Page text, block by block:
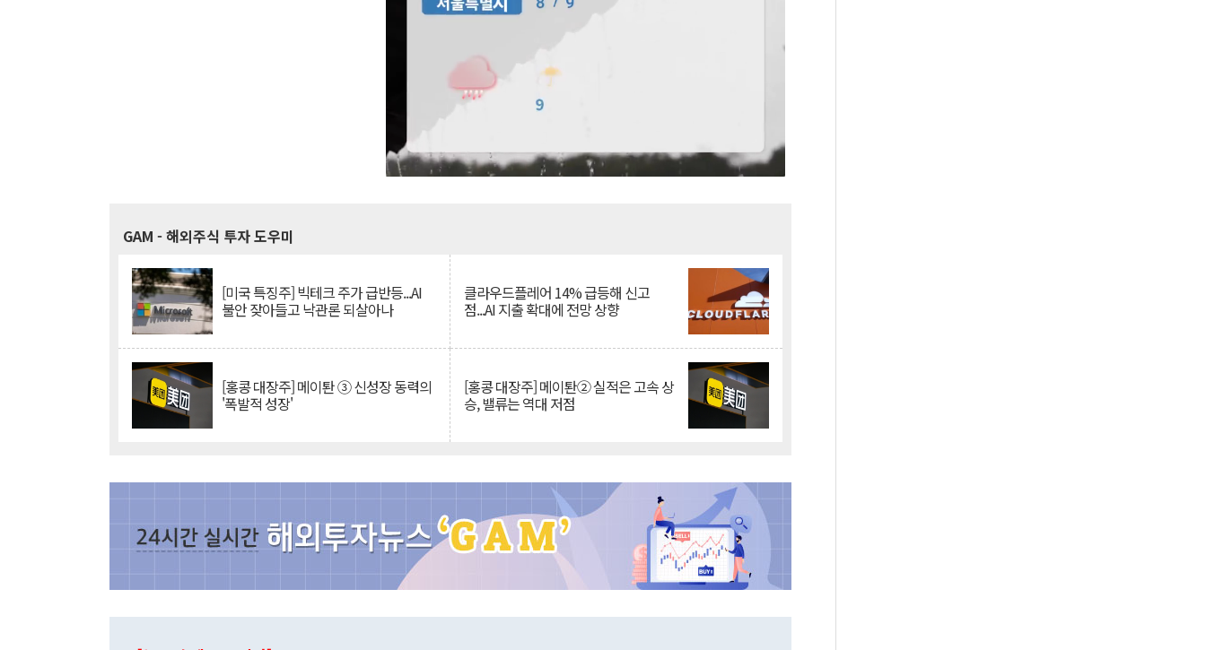
GAM - 해외주식 투자 도우미
[미국 특징주] 빅테크 주가 급반등...AI
불안 잦아들고 낙관론 되살아나
클라우드플레어 14% 급등해 신고
점...AI 지출 확대에 전망 상향
[홍콩 대장주] 메이퇀 ③ 신성장 동력의
'폭발적 성장'
[홍콩 대장주] 메이퇀② 실적은 고속 상
승, 밸류는 역대 저점